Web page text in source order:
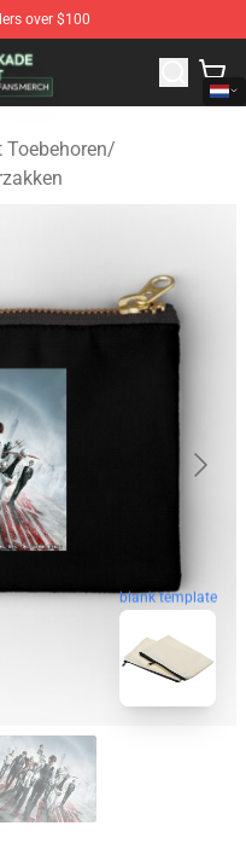
over $100
- Official Blood
/
blank template